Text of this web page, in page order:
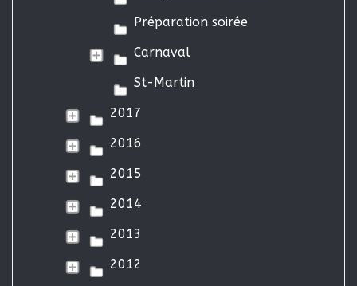
Préparation soirée
Carnaval
St-Martin
2017
2016
2015
2014
2013
2012